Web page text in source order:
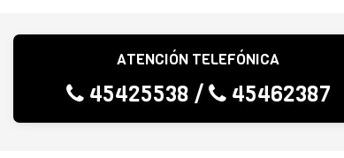
ATENCIÓN TELEFÓNICA
45425538 / 45462387